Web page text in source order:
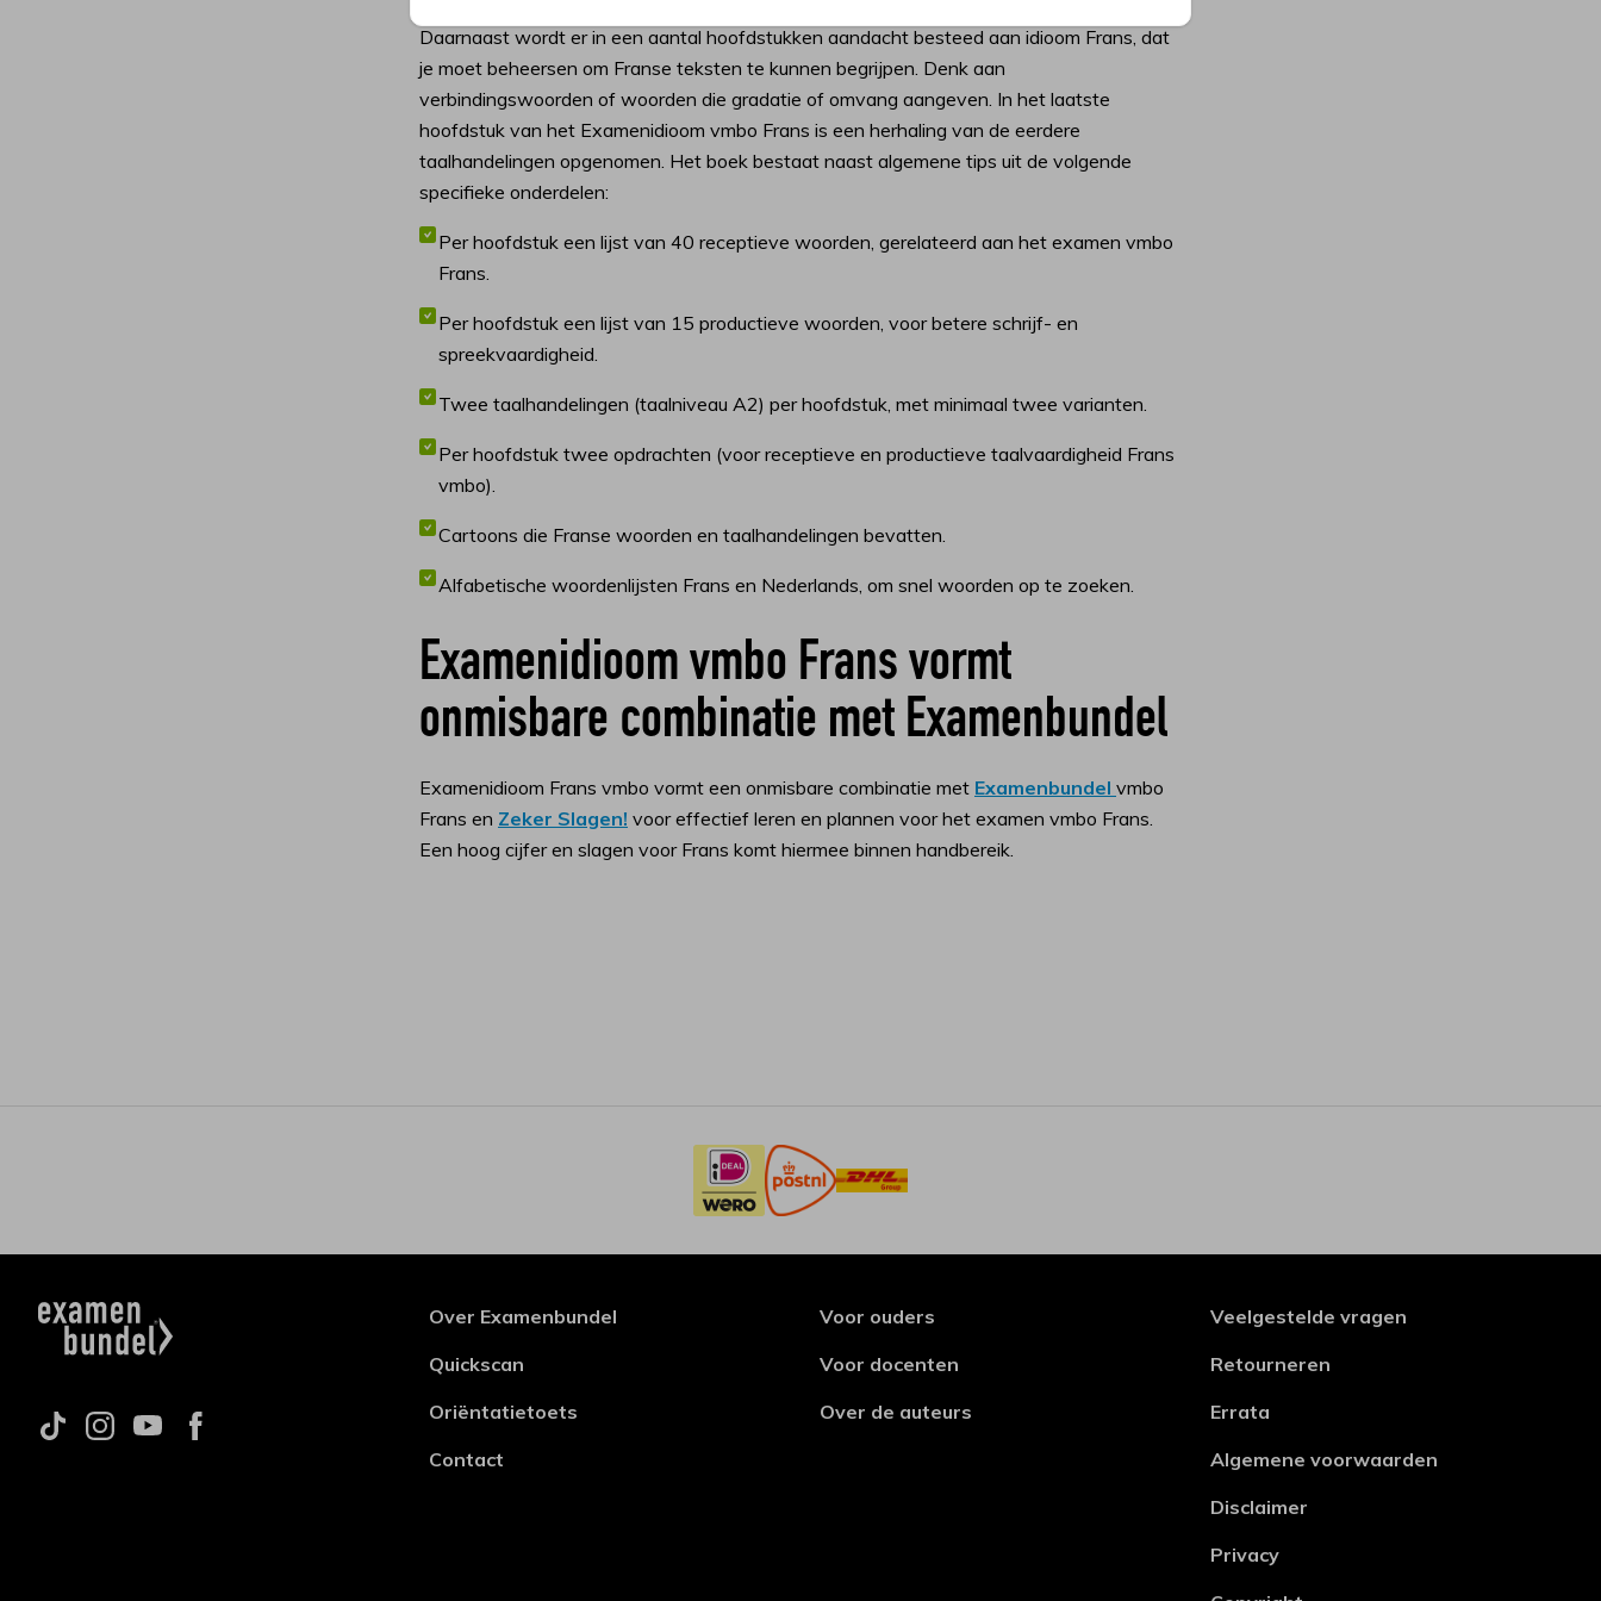
Daarnaast wordt er in een aantal hoofdstukken aandacht besteed aan idioom Frans, dat
je moet beheersen om Franse teksten te kunnen begrijpen. Denk aan
verbindingswoorden of woorden die gradatie of omvang aangeven. In het laatste
hoofdstuk van het Examenidioom vmbo Frans is een herhaling van de eerdere
taalhandelingen opgenomen. Het boek bestaat naast algemene tips uit de volgende
specifieke onderdelen:
Per hoofdstuk een lijst van 40 receptieve woorden, gerelateerd aan het examen vmbo
Frans.
Per hoofdstuk een lijst van 15 productieve woorden, voor betere schrijf- en
spreekvaardigheid.
Twee taalhandelingen (taalniveau A2) per hoofdstuk, met minimaal twee varianten.
Per hoofdstuk twee opdrachten (voor receptieve en productieve taalvaardigheid Frans
vmbo).
Cartoons die Franse woorden en taalhandelingen bevatten.
Alfabetische woordenlijsten Frans en Nederlands, om snel woorden op te zoeken.
Examenidioom vmbo Frans vormt
onmisbare combinatie met Examenbundel
Examenidioom Frans vmbo vormt een onmisbare combinatie met Examenbundel vmbo
Frans en Zeker Slagen! voor effectief leren en plannen voor het examen vmbo Frans.
Een hoog cijfer en slagen voor Frans komt hiermee binnen handbereik.
Over Examenbundel
Quickscan
Oriëntatietoets
Contact
Voor ouders
Voor docenten
Over de auteurs
Veelgestelde vragen
Retourneren
Errata
Algemene voorwaarden
Disclaimer
Privacy